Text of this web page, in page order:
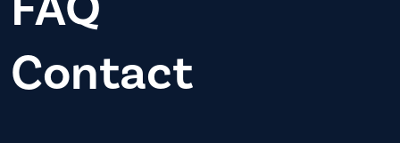
Contact